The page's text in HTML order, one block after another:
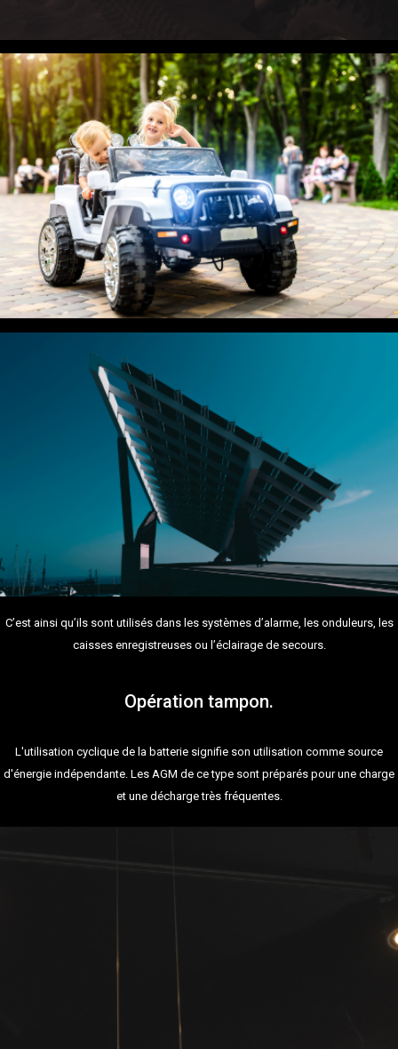
C’est ainsi qu’ils sont utilisés dans les systèmes d’alarme, les onduleurs, les
caisses enregistreuses ou l’éclairage de secours.
Opération tampon.
L'utilisation cyclique de la batterie signifie son utilisation comme source
d'énergie indépendante. Les AGM de ce type sont préparés pour une charge
et une décharge très fréquentes.